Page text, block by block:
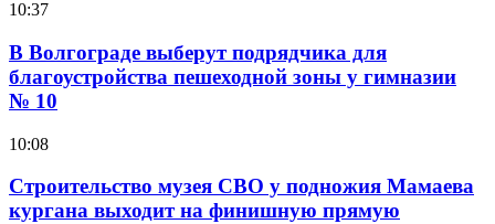
10:37
В Волгограде выберут подрядчика для
благоустройства пешеходной зоны у гимназии
№ 10
10:08
Строительство музея СВО у подножия Мамаева
кургана выходит на финишную прямую